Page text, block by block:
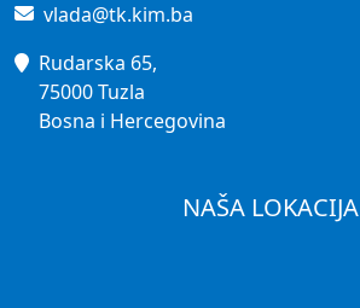
vlada@tk.kim.ba
Rudarska 65,
75000 Tuzla
Bosna i Hercegovina
NAŠA LOKACIJA